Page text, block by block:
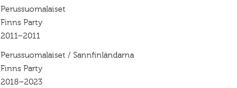
Perussuomalaiset
Finns Party
2011–2011
Perussuomalaiset / Sannfinländarna
Finns Party
2018–2023